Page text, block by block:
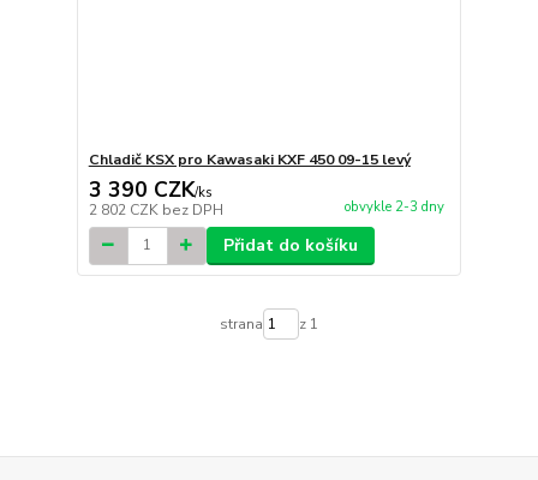
Chladič KSX pro Kawasaki KXF 450 09-15 levý
3 390 CZK/ks
2 802 CZK bez DPH obvykle 2-3 dny
Přidat do košíku
strana z 1